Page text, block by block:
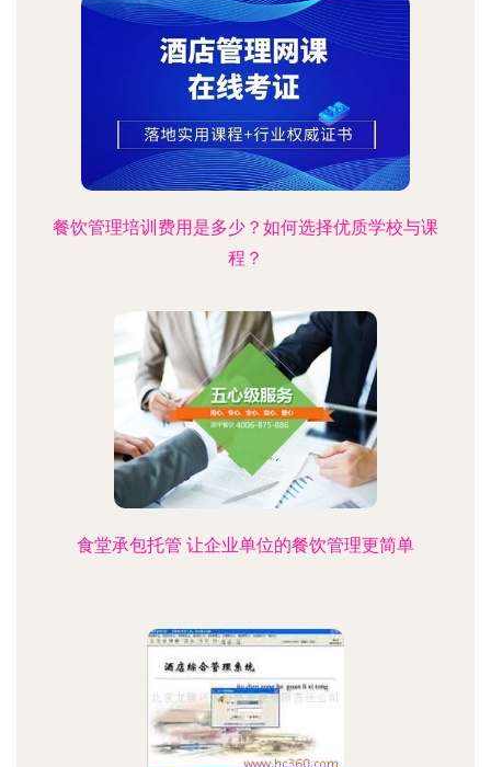
餐饮管理培训费用是多少？如何选择优质学校与课
程？
食堂承包托管 让企业单位的餐饮管理更简单